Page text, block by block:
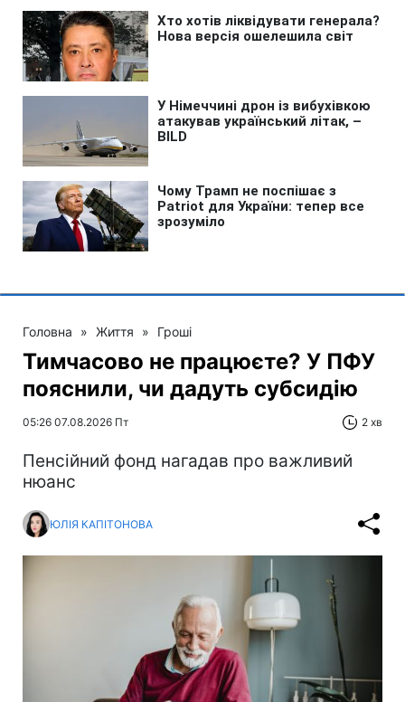
Головна » Життя » Гроші
Тимчасово не працюєте? У ПФУ
пояснили, чи дадуть субсидію
05:26 07.08.2026 Пт 2 хв
Пенсійний фонд нагадав про важливий
нюанс
ЮЛІЯ КАПІТОНОВА